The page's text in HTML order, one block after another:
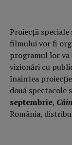
Proiecții
filmului vor fi
programul lor
vizionări cu
înaintea
două spectacole
septembrie,
România,